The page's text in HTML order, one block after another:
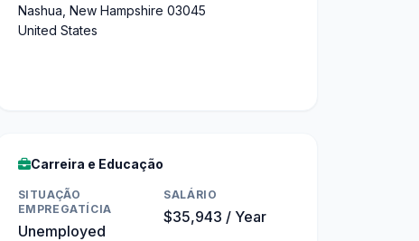
Nashua, New Hampshire 03045
United States
Carreira e Educação
SITUAÇÃO
EMPREGATÍCIA
Unemployed
SALÁRIO
$35,943 / Year